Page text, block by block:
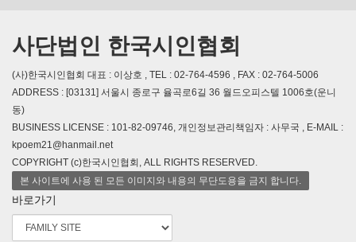
사단법인 한국시인협회
(사)한국시인협회 대표 : 이상호 , TEL : 02-764-4596 , FAX : 02-764-5006
ADDRESS : [03131] 서울시 종로구 율곡로6길 36 월드오피스텔 1006호(운니
동)
BUSINESS LICENSE : 101-82-09746, 개인정보관리책임자 : 사무국 , E-MAIL :
kpoem21@hanmail.net
COPYRIGHT (c)한국시인협회, ALL RIGHTS RESERVED.
본 사이트에 사용 된 모든 이미지와 내용의 무단도용을 금지 합니다.
바로가기